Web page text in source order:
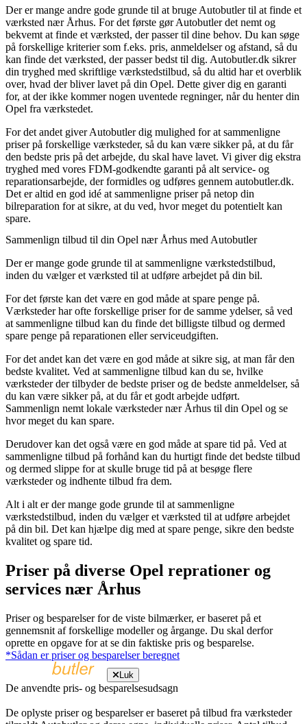
Der er mange andre gode grunde til at bruge Autobutler til at finde et
værksted nær Århus. For det første gør Autobutler det nemt og
bekvemt at finde et værksted, der passer til dine behov. Du kan søge
på forskellige kriterier som f.eks. pris, anmeldelser og afstand, så du
kan finde det værksted, der passer bedst til dig. Autobutler.dk sikrer
din tryghed med skriftlige værkstedstilbud, så du altid har et overblik
over, hvad der bliver lavet på din Opel. Dette giver dig en garanti
for, at der ikke kommer nogen uventede regninger, når du henter din
Opel fra værkstedet.
For det andet giver Autobutler dig mulighed for at sammenligne
priser på forskellige værksteder, så du kan være sikker på, at du får
den bedste pris på det arbejde, du skal have lavet. Vi giver dig ekstra
tryghed med vores FDM-godkendte garanti på alt service- og
reparationsarbejde, der formidles og udføres gennem autobutler.dk.
Det er altid en god idé at sammenligne priser på netop din
bilreparation for at sikre, at du ved, hvor meget du potentielt kan
spare.
Sammenlign tilbud til din Opel nær Århus med Autobutler
Der er mange gode grunde til at sammenligne værkstedstilbud,
inden du vælger et værksted til at udføre arbejdet på din bil.
For det første kan det være en god måde at spare penge på.
Værksteder har ofte forskellige priser for de samme ydelser, så ved
at sammenligne tilbud kan du finde det billigste tilbud og dermed
spare penge på reparationen eller serviceudgiften.
For det andet kan det være en god måde at sikre sig, at man får den
bedste kvalitet. Ved at sammenligne tilbud kan du se, hvilke
værksteder der tilbyder de bedste priser og de bedste anmeldelser, så
du kan være sikker på, at du får et godt arbejde udført.
Sammenlign nemt lokale værksteder nær Århus til din Opel og se
hvor meget du kan spare.
Derudover kan det også være en god måde at spare tid på. Ved at
sammenligne tilbud på forhånd kan du hurtigt finde det bedste tilbud
og dermed slippe for at skulle bruge tid på at besøge flere
værksteder og indhente tilbud fra dem.
Alt i alt er der mange gode grunde til at sammenligne
værkstedstilbud, inden du vælger et værksted til at udføre arbejdet
på din bil. Det kan hjælpe dig med at spare penge, sikre den bedste
kvalitet og spare tid.
Priser på diverse Opel reprationer og
services nær Århus
Priser og besparelser for de viste bilmærker, er baseret på et
gennemsnit af forskellige modeller og årgange. Du skal derfor
oprette en opgave for at se din faktiske pris og besparelse.
*Sådan er priser og besparelser beregnet
Luk
De anvendte pris- og besparelsesudsagn
De oplyste priser og besparelser er baseret på tilbud fra værksteder